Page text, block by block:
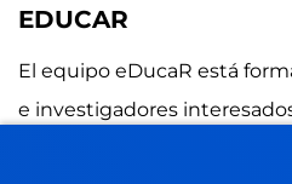
EDUCAR
El equipo eDucaR está
e investigadores